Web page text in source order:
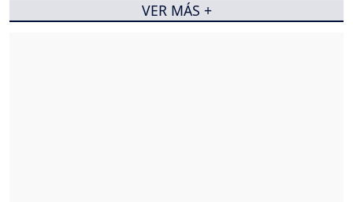
VER MÁS +